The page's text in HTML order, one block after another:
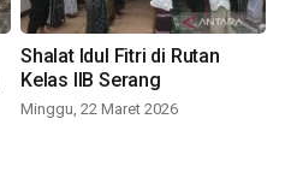
Shalat Idul Fitri di Rutan
Kelas IIB Serang
Minggu, 22 Maret 2026